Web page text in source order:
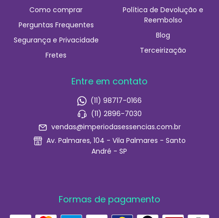
Como comprar
Perguntas Frequentes
Segurança e Privacidade
Fretes
Política de Devolução e
Reembolso
Blog
Terceirização
Entre em contato
(11) 98717-0166
(11) 2896-7030
vendas@imperiodasessencias.com.br
Av. Palmares, 104 - Vila Palmares - Santo
André - SP
Formas de pagamento